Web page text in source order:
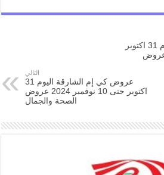
عروض كي إم دبي اليوم 31 اكتوبر
نوفمبر 2024 عروض
التالي
عروض كي إم الشارقة اليوم 31
اكتوبر حتى 10 نوفمبر 2024 عروض
الصحة والجمال